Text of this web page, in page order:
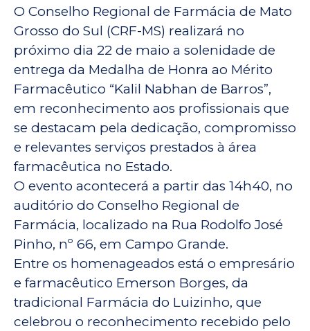
O Conselho Regional de Farmácia de Mato
Grosso do Sul (CRF-MS) realizará no
próximo dia 22 de maio a solenidade de
entrega da Medalha de Honra ao Mérito
Farmacêutico “Kalil Nabhan de Barros”,
em reconhecimento aos profissionais que
se destacam pela dedicação, compromisso
e relevantes serviços prestados à área
farmacêutica no Estado.
O evento acontecerá a partir das 14h40, no
auditório do Conselho Regional de
Farmácia, localizado na Rua Rodolfo José
Pinho, nº 66, em Campo Grande.
Entre os homenageados está o empresário
e farmacêutico Emerson Borges, da
tradicional Farmácia do Luizinho, que
celebrou o reconhecimento recebido pelo